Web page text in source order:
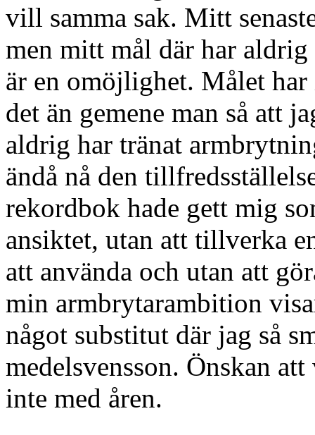
vill samma sak. Mitt
men mitt mål där har
är en omöjlighet. Målet
det än gemene man så att
aldrig har tränat
ändå nå den
rekordbok hade gett mig
ansiktet, utan att tillverka
att använda och utan att
min armbrytarambition
något substitut där jag så
medelsvensson. Önskan
inte med åren.